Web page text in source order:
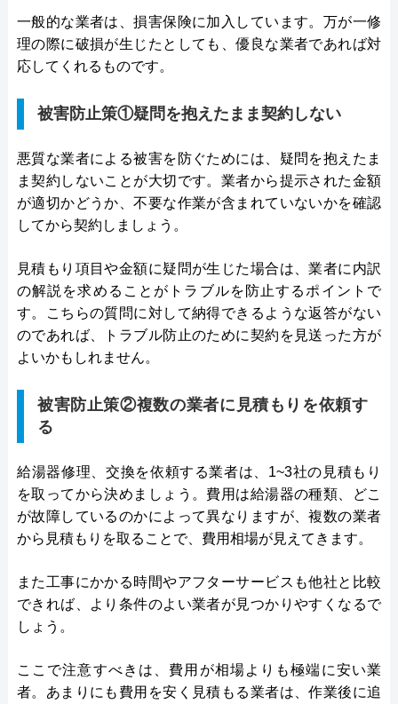
一般的な業者は、損害保険に加入しています。万が一修
理の際に破損が生じたとしても、優良な業者であれば対
応してくれるものです。
被害防止策①疑問を抱えたまま契約しない
悪質な業者による被害を防ぐためには、疑問を抱えたま
ま契約しないことが大切です。業者から提示された金額
が適切かどうか、不要な作業が含まれていないかを確認
してから契約しましょう。
見積もり項目や金額に疑問が生じた場合は、業者に内訳
の解説を求めることがトラブルを防止するポイントで
す。こちらの質問に対して納得できるような返答がない
のであれば、トラブル防止のために契約を見送った方が
よいかもしれません。
被害防止策②複数の業者に見積もりを依頼す
る
給湯器修理、交換を依頼する業者は、1~3社の見積もり
を取ってから決めましょう。費用は給湯器の種類、どこ
が故障しているのかによって異なりますが、複数の業者
から見積もりを取ることで、費用相場が見えてきます。
また工事にかかる時間やアフターサービスも他社と比較
できれば、より条件のよい業者が見つかりやすくなるで
しょう。
ここで注意すべきは、費用が相場よりも極端に安い業
者。あまりにも費用を安く見積もる業者は、作業後に追